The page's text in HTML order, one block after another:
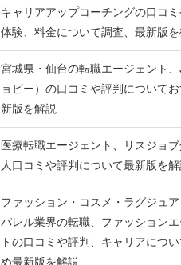
キャリアアップコーチングの口コミ
体験、料金について調査、最新版を
宮城県・仙台の転職エージェント
ョビー）の口コミや評判について
新版を解説
医療転職エージェント、リスジョ
人口コミや評判について最新版を解
ファッション・コスメ・ラグジュ
パレル業界の転職、ファッション
トの口コミや評判、キャリアにつ
め最新版を解説